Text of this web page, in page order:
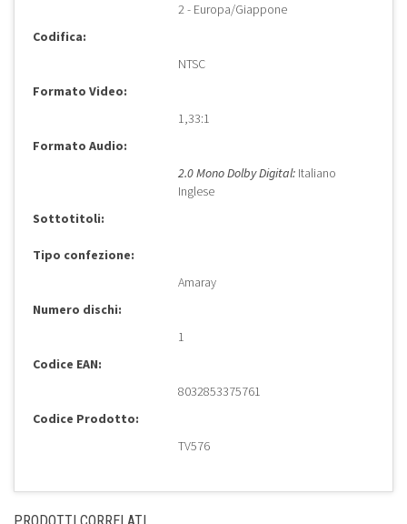
2 - Europa/Giappone
Codifica:
NTSC
Formato Video:
1,33:1
Formato Audio:
2.0 Mono Dolby Digital: Italiano
Inglese
Sottotitoli:
Tipo confezione:
Amaray
Numero dischi:
1
Codice EAN:
8032853375761
Codice Prodotto:
TV576